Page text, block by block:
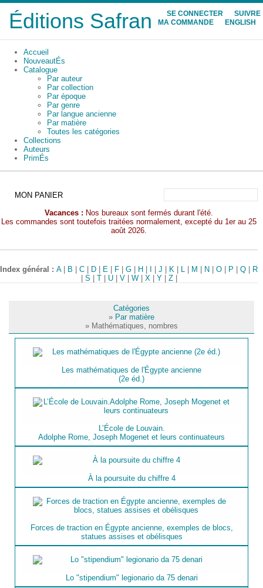
Éditions Safran SE CONNECTER
SUIVRE
MA COMMANDE
ENGLISH
Accueil
NouveautÉs
Catalogue
Par auteur
Par collection
Par époque
Par genre
Par langue ancienne
Par matière
Toutes les catégories
Collections
Auteurs
PrimÉs
MON PANIER
Vacances : Nos bureaux sont fermés durant l'été.
Les commandes sont toutefois traitées normalement, excepté du 1er au 25
août 2026.
Index général :A| B |C D E F |G H |J K L M N |O P |Q
R
S T| U| V| W| X| Y| Z|
Catégories
» Par matière
» Mathématiques, nombres
Les mathématiques de l'Égypte ancienne
(2e éd.)
L’École de Louvain.
Adolphe Rome, Joseph Mogenet et leurs continuateurs
À la poursuite du chiffre 4
Forces de traction en Égypte ancienne, exemples de blocs,
statues assises et obélisques
Lo "stipendium" legionario da 75 denari